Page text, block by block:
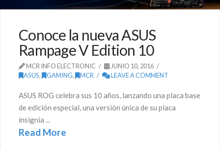
Conoce la nueva ASUS
Rampage V Edition 10
MCR INFO ELECTRONIC
JUNIO 10, 2016
ASUS, GAMING, MCR LEAVE A COMMENT
ASUS ROG celebra sus 10 años, lanzando una placa base
de edición especial, una versión única de su placa
insignia ...
Read More